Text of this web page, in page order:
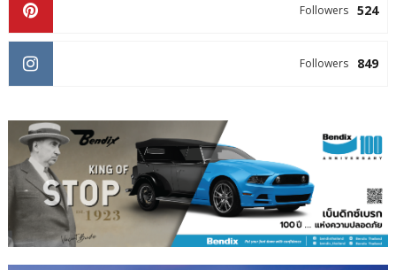
524
Followers
849
Followers